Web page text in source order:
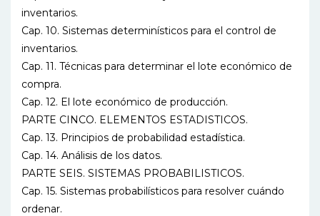
inventarios.
Cap. 10. Sistemas determinísticos para el control de
inventarios.
Cap. 11. Técnicas para determinar el lote económico de
compra.
Cap. 12. El lote económico de producción.
PARTE CINCO. ELEMENTOS ESTADISTICOS.
Cap. 13. Principios de probabilidad estadística.
Cap. 14. Análisis de los datos.
PARTE SEIS. SISTEMAS PROBABILISTICOS.
Cap. 15. Sistemas probabilísticos para resolver cuándo
ordenar.